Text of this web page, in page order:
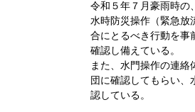
令和５年７月豪雨時の
水時防災操作（緊急放
合にとるべき行動を事
確認し備えている。
また、水門操作の連絡
団に確認してもらい、
認している。